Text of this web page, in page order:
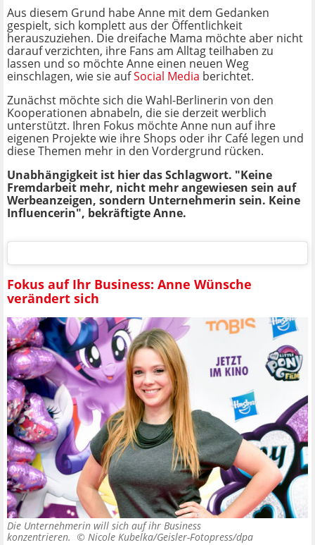
Aus diesem Grund habe Anne mit dem Gedanken
gespielt, sich komplett aus der Öffentlichkeit
herauszuziehen. Die dreifache Mama möchte aber nicht
darauf verzichten, ihre Fans am Alltag teilhaben zu
lassen und so möchte Anne einen neuen Weg
einschlagen, wie sie aufSocial Media berichtet.
Zunächst möchte sich die Wahl-Berlinerin von den
Kooperationen abnabeln, die sie derzeit werblich
unterstützt. Ihren Fokus möchte Anne nun auf ihre
eigenen Projekte wie ihre Shops oder ihr Café legen und
diese Themen mehr in den Vordergrund rücken.
Unabhängigkeit ist hier das Schlagwort. "Keine
Fremdarbeit mehr, nicht mehr angewiesen sein auf
Werbeanzeigen, sondern Unternehmerin sein. Keine
Influencerin", bekräftigte Anne.
Fokus auf Ihr Business: Anne Wünsche
verändert sich
Die Unternehmerin will sich auf ihr Business
konzentrieren. © Nicole Kubelka/Geisler-Fotopress/dpa